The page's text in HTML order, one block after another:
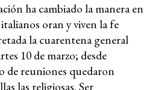
ha cambiado la manera en
italianos oran y viven la fe
la cuarentena general
10 de marzo; desde
de reuniones quedaron
las religiosas. Ser